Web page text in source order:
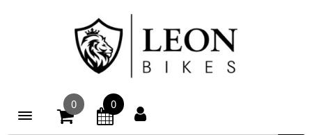
Toggle navigation
0 0